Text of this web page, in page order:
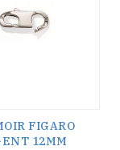
FIGARO
12MM